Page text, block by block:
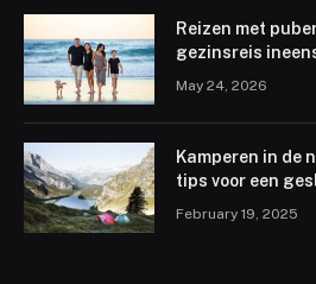
Reizen met
gezinsreis
May 24, 2026
Kamperen in de
tips voor een
February 19, 2025